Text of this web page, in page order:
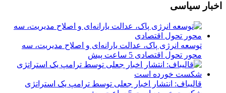
اخبار سیاسی
توسعه انرژی پاک، عدالت یارانه‌ای و اصلاح مدیریت، سه
محور تحول اقتصادی 5 ساعت پیش
قالیباف: انتشار اخبار جعلی توسط ترامپ یک استراتژی